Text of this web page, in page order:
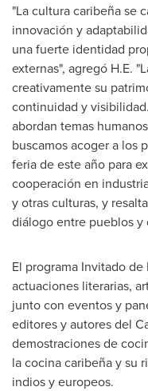
"La cultura caribeña se
innovación y
una fuerte identidad
externas", agregó H.E.
creativamente su
continuidad y
abordan temas
buscamos acoger a los
feria de este año para
cooperación en
y otras culturas, y
diálogo entre pueblos y
El programa Invitado
actuaciones literarias,
junto con eventos y
editores y autores del
demostraciones de
la cocina caribeña y su
indios y europeos.